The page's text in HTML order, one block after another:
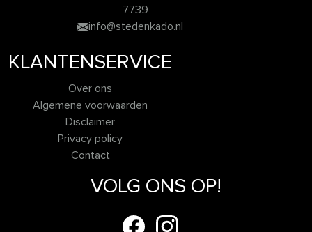
7739
info@stedenkado.nl
KLANTENSERVICE
Over ons
Algemene voorwaarden
Disclaimer
Privacy policy
Contact
VOLG ONS OP!